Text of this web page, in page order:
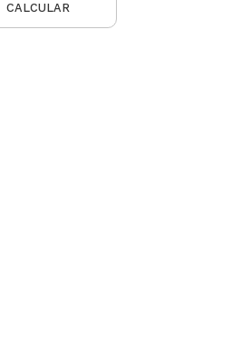
CALCULAR